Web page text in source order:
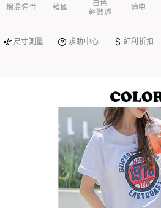
棉混彈性 韓國
白色
輕微透
適中
尺寸測量 求助中心 紅利折扣